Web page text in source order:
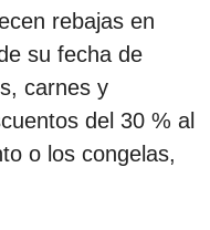
rebajas en
su fecha de
carnes y
del 30 % al
o los congelas,